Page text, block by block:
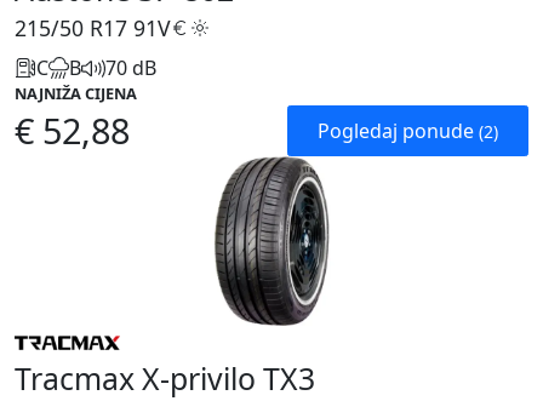
215/50 R17 91V
C B 70 dB
NAJNIŽA CIJENA
€ 52,88 Pogledaj ponude (2)
Tracmax X-privilo TX3